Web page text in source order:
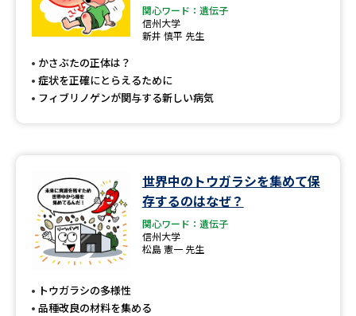
関心ワード：遺伝子
信州大学
新井 慎平 先生
かさぶたの正体は？
症状を正確にとらえるために
フィブリノゲンが関与する新しい病気
世界中のトウガラシを集めて保
存するのはなぜ？
関心ワード：遺伝子
信州大学
松島 憲一 先生
トウガラシの多様性
品種改良の材料を集める